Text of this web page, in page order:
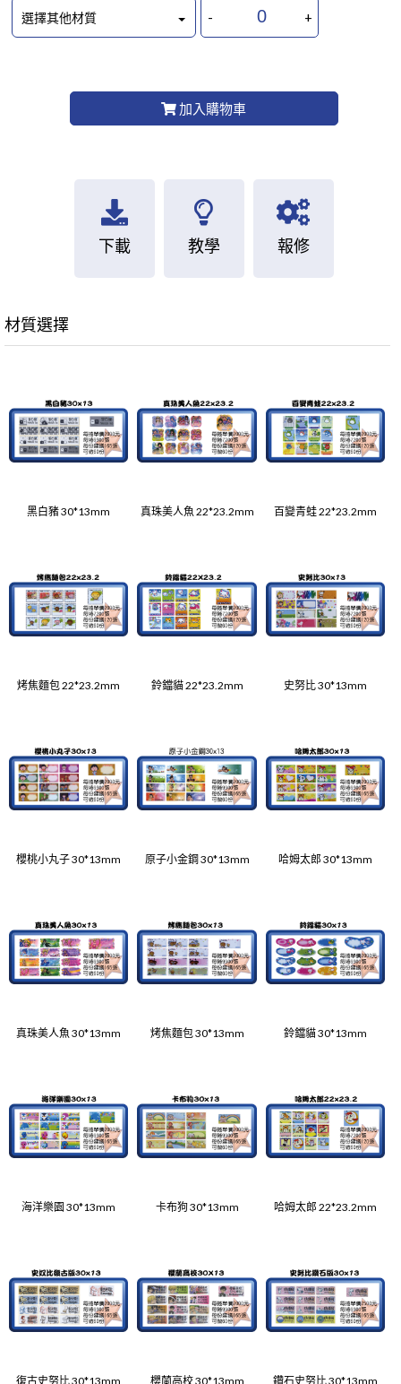
選擇其他材質 - +
加入購物車
下載 教學 報修
材質選擇
黑白豬 30*13mm 真珠美人魚 22*23.2mm 百變青蛙 22*23.2mm
烤焦麵包 22*23.2mm 鈴鐺貓 22*23.2mm 史努比 30*13mm
櫻桃小丸子 30*13mm 原子小金鋼 30*13mm 哈姆太郎 30*13mm
真珠美人魚 30*13mm 烤焦麵包 30*13mm 鈴鐺貓 30*13mm
海洋樂園 30*13mm 卡布狗 30*13mm 哈姆太郎 22*23.2mm
復古史努比 30*13mm 櫻蘭高校 30*13mm 鑽石史努比 30*13mm